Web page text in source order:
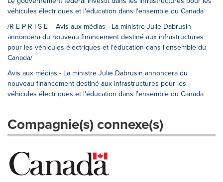
véhicules électriques et l'éducation dans l'ensemble du Canada
/R E P R I S E -- Avis aux médias - La ministre Julie Dabrusin
annoncera du nouveau financement destiné aux infrastructures
pour les véhicules électriques et l'éducation dans l'ensemble du
Canada/
Avis aux médias - La ministre Julie Dabrusin annoncera du
nouveau financement destiné aux infrastructures pour les
véhicules électriques et l'éducation dans l'ensemble du Canada
Compagnie(s) connexe(s)